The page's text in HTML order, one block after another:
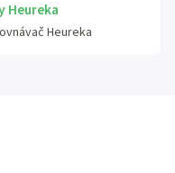
Heureka
Heureka